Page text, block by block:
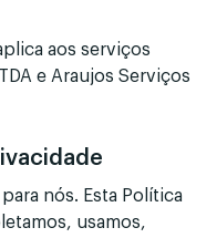
aos serviços
e Araujos Serviços
nós. Esta Política
usamos,